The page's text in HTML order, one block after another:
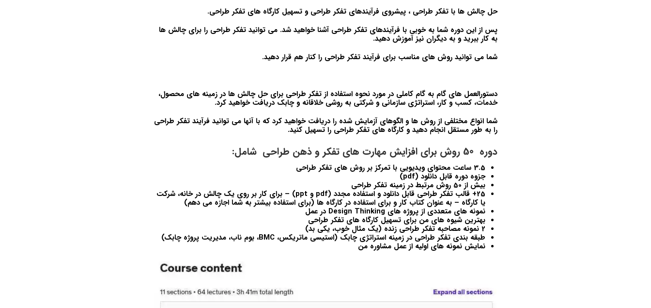
حل چالش ها با تفکر طراحی ، پیشروی فرآیندهای تفکر طراحی و تسهیل کارگاه های تفکر طراحی.
پس از این دوره شما به خوبی با فرآیندهای تفکر طراحی آشنا خواهید شد. می توانید تفکر طراحی را برای چالش ها
به کار ببرید و به دیگران نیز آموزش دهید.
شما می توانید روش های مناسب برای فرآیند تفکر طراحی را کنار هم قرار دهید.
دستورالعمل های گام به گام کاملی در مورد نحوه استفاده از تفکر طراحی برای حل چالش ها در زمینه های محصول،
خدمات، کسب و کار، استراتژی سازمانی و شرکتی به روشی خلاقانه و چابک دریافت خواهید کرد.
شما انواع مختلفی از روش ها و الگوهای آزمایش شده را دریافت خواهید کرد که با آنها می توانید فرآیند تفکر طراحی
را به طور مستقل انجام دهید و کارگاه های تفکر طراحی را تسهیل کنید.
دوره 50 روش برای افزایش مهارت های تفکر و ذهن طراحی شامل:
3.5 ساعت محتوای ویدیویی با تمرکز بر روش های تفکر طراحی
جزوه دوره قابل دانلود (pdf)
بیش از 50 روش مرتبط در زمینه تفکر طراحی
25+ قالب تفکر طراحی قابل دانلود و استفاده مجدد (pdf و ppt) – برای کار بر روی یک چالش در خانه، شرکت
یا کارگاه – به عنوان کتاب کار و برای استفاده در کارگاه ها (برای استفاده بیشتر به شما اجازه می دهم)
نمونه های متعددی از پروژه های Design Thinking در عمل
بهترین شیوه های من برای تسهیل کارگاه های تفکر طراحی
2 نمونه مصاحبه تفکر طراحی زنده (یک مثال خوب، یکی بد)
طبقه بندی تفکر طراحی در زمینه استراتژی چابک (استیسی ماتریکس، BMC، بوم ناب، مدیریت پروژه چابک)
نمایش نمونه های اولیه از عمل مشاوره من